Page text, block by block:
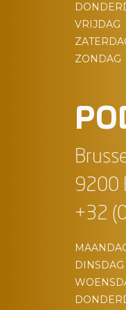
VRIJDAG
ZONDAG
9200
+32
DINSDAG